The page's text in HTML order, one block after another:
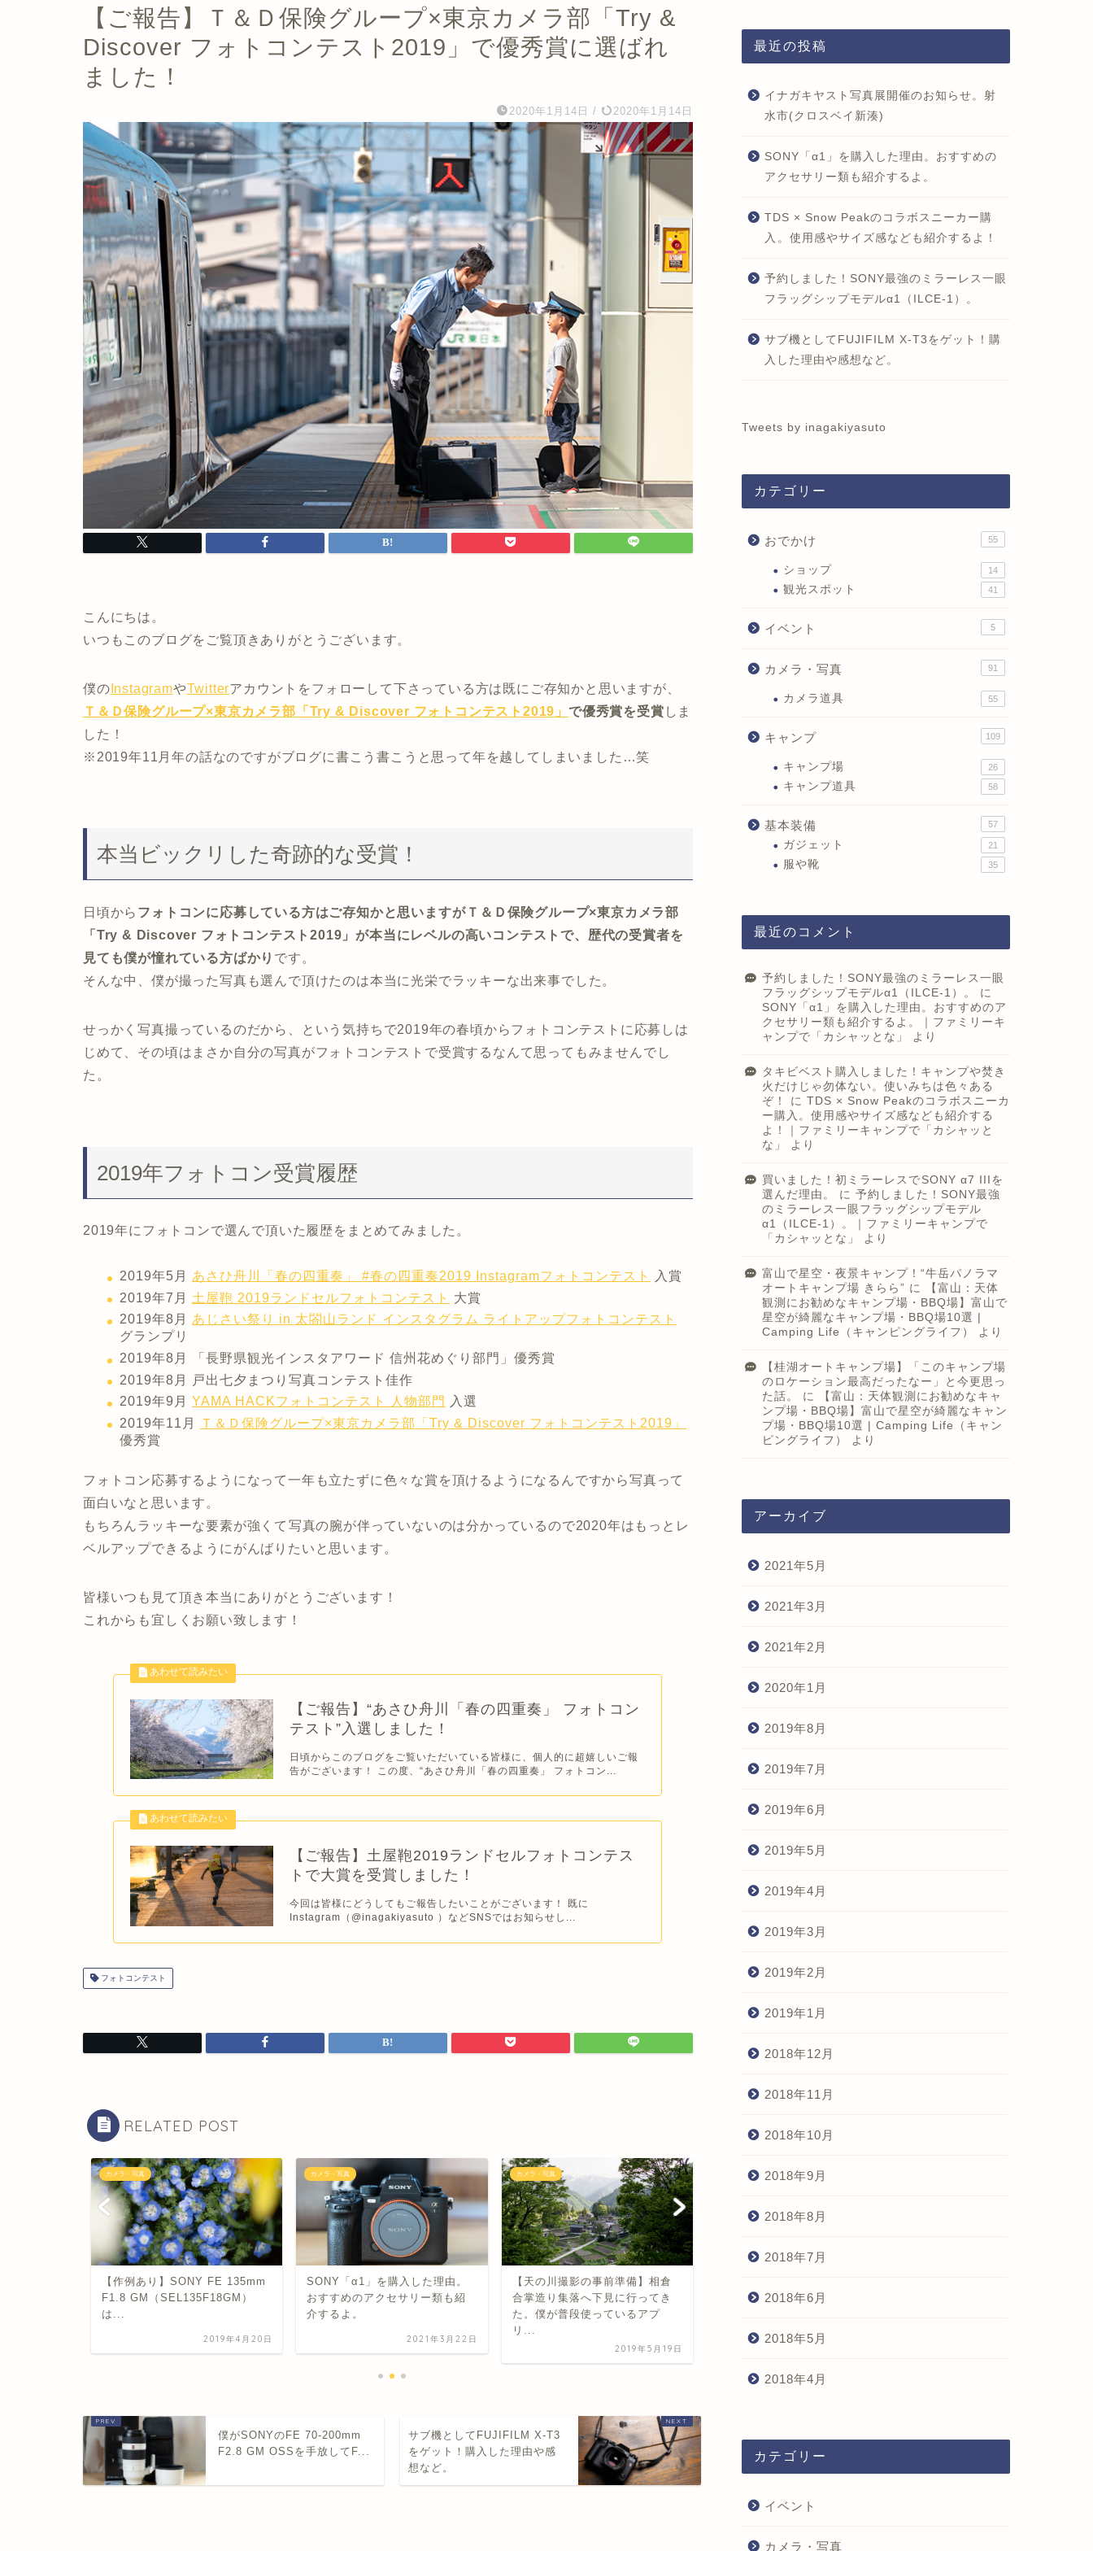
【ご報告】Ｔ＆Ｄ保険グループ×東京カメラ部「Try &
Discover フォトコンテスト2019」で優秀賞に選ばれ
ました！
2020年1月14日 / 2020年1月14日
こんにちは。
いつもこのブログをご覧頂きありがとうございます。
僕の InstagramやTwitterアカウントをフォローして下さっている方は既にご存知かと思いますが、
Ｔ＆Ｄ保険グループ×東京カメラ部「Try & Discover フォトコンテスト2019」で優秀賞を受賞 しま
した！
※2019年11月年の話なのですがブログに書こう書こうと思って年を越してしまいました…笑
本当ビックリした奇跡的な受賞！
日頃から フォトコンに応募している方はご存知かと思いますがＴ＆Ｄ保険グループ×東京カメラ部
「Try & Discover フォトコンテスト2019」が本当にレベルの高いコンテストで、歴代の受賞者を
見ても僕が憧れている方ばかり です。
そんな中、僕が撮った写真も選んで頂けたのは本当に光栄でラッキーな出来事でした。
せっかく写真撮っているのだから、という気持ちで2019年の春頃からフォトコンテストに応募しは
じめて、その頃はまさか自分の写真がフォトコンテストで受賞するなんて思ってもみませんでし
た。
2019年フォトコン受賞履歴
2019年にフォトコンで選んで頂いた履歴をまとめてみました。
2019年5月 あさひ舟川「春の四重奏」 #春の四重奏2019 Instagramフォトコンテスト
入賞
2019年7月 土屋鞄 2019ランドセルフォトコンテスト
大賞
2019年8月 あじさい祭り in 太閤山ランド インスタグラム ライトアップフォトコンテスト
グランプリ
2019年8月 「長野県観光インスタアワード 信州花めぐり部門」優秀賞
2019年8月 戸出七夕まつり写真コンテスト佳作
2019年9月 YAMA HACKフォトコンテスト 人物部門
入選
2019年11月
Ｔ＆Ｄ保険グループ×東京カメラ部「Try & Discover フォトコンテスト2019」
優秀賞
フォトコン応募するようになって一年も立たずに色々な賞を頂けるようになるんですから写真って
面白いなと思います。
もちろんラッキーな要素が強くて写真の腕が伴っていないのは分かっているので2020年はもっとレ
ベルアップできるようにがんばりたいと思います。
皆様いつも見て頂き本当にありがとうございます！
これからも宜しくお願い致します！
【ご報告】“あさひ舟川「春の四重奏」 フォトコン
テスト”入選しました！
日頃からこのブログをご覧いただいている皆様に、個人的に超嬉しいご報
告がございます！ この度、“あさひ舟川「春の四重奏」 フォトコン...
【ご報告】土屋鞄2019ランドセルフォトコンテス
トで大賞を受賞しました！
今回は皆様にどうしてもご報告したいことがございます！ 既に
Instagram（@inagakiyasuto ）などSNSではお知らせし...
フォトコンテスト
RELATED POST
カメラ・写真
【作例あり】SONY FE 135mm
F1.8 GM（SEL135F18GM）
は...
2019年4月20日
カメラ・写真
SONY「α1」を購入した理由。
おすすめのアクセサリー類も紹
介するよ。
2021年3月22日
カメラ・写真
【天の川撮影の事前準備】相倉
合掌造り集落へ下見に行ってき
た。僕が普段使っているアプ
リ...
2019年5月19日
カメラ・写真
F1.8 GM（SEL135F18GM）
2019年4月20日
僕がSONYのFE 70-200mm
F2.8 GM OSSを手放してF...
サブ機としてFUJIFILM X-T3
をゲット！購入した理由や感
想など。
最近の投稿
イナガキヤスト写真展開催のお知らせ。射
水市(クロスベイ新湊)
SONY「α1」を購入した理由。おすすめの
アクセサリー類も紹介するよ。
TDS × Snow Peakのコラボスニーカー購
入。使用感やサイズ感なども紹介するよ！
予約しました！SONY最強のミラーレス一眼
フラッグシップモデルα1（ILCE-1）。
サブ機としてFUJIFILM X-T3をゲット！購
入した理由や感想など。
Tweets by inagakiyasuto
カテゴリー
おでかけ 55
ショップ 14
観光スポット 41
イベント 5
カメラ・写真 91
カメラ道具 55
キャンプ 109
キャンプ場 26
キャンプ道具 58
基本装備 57
ガジェット 21
服や靴 35
最近のコメント
予約しました！SONY最強のミラーレス一眼
フラッグシップモデルα1（ILCE-1）。
に
SONY「α1」を購入した理由。おすすめのア
クセサリー類も紹介するよ。｜ファミリーキ
ャンプで「カシャッとな」
より
タキビベスト購入しました！キャンプや焚き
火だけじゃ勿体ない。使いみちは色々ある
ぞ！
に TDS × Snow Peakのコラボスニーカ
ー購入。使用感やサイズ感なども紹介する
よ！｜ファミリーキャンプで「カシャッと
な」
より
買いました！初ミラーレスでSONY α7 IIIを
選んだ理由。
に 予約しました！SONY最強
のミラーレス一眼フラッグシップモデル
α1（ILCE-1）。｜ファミリーキャンプで
「カシャッとな」
より
富山で星空・夜景キャンプ！“牛岳パノラマ
オートキャンプ場 きらら” に
【富山：天体
観測にお勧めなキャンプ場・BBQ場】富山で
星空が綺麗なキャンプ場・BBQ場10選 |
Camping Life（キャンピングライフ）
より
【桂湖オートキャンプ場】「このキャンプ場
のロケーション最高だったなー」と今更思っ
た話。
に
【富山：天体観測にお勧めなキャ
ンプ場・BBQ場】富山で星空が綺麗なキャン
プ場・BBQ場10選 | Camping Life（キャン
ピングライフ）
より
アーカイブ
2021年5月
2021年3月
2021年2月
2020年1月
2019年8月
2019年7月
2019年6月
2019年5月
2019年4月
2019年3月
2019年2月
2019年1月
2018年12月
2018年11月
2018年10月
2018年9月
2018年8月
2018年7月
2018年6月
2018年5月
2018年4月
カテゴリー
イベント
カメラ・写真